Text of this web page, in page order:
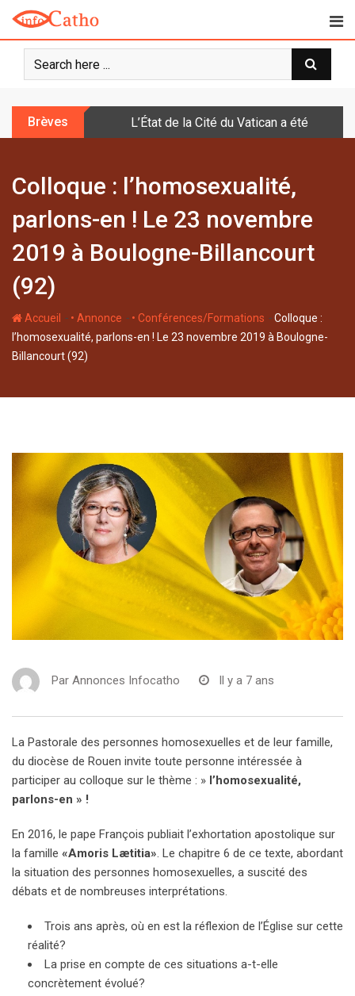
o
Brèves L’État de la Cité du Vatican a été doté
Colloque : l’homosexualité,
parlons-en ! Le 23 novembre
2019 à Boulogne-Billancourt
(92)
Accueil - • Annonce - • Conférences/Formations -Colloque :
l’homosexualité, parlons-en ! Le 23 novembre 2019 à Boulogne-
Billancourt (92)
Par Annonces Infocatho Il y a 7 ans
La Pastorale des personnes homosexuelles et de leur famille,
du diocèse de Rouen invite toute personne intéressée à
participer au colloque sur le thème : » l’homosexualité,
parlons-en » !
En 2016, le pape François publiait l’exhortation apostolique sur
la famille «Amoris Lætitia» . Le chapitre 6 de ce texte, abordant
la situation des personnes homosexuelles, a suscité des
débats et de nombreuses interprétations.
Trois ans après, où en est la réflexion de l’Église sur cette
réalité?
La prise en compte de ces situations a-t-elle
concrètement évolué?